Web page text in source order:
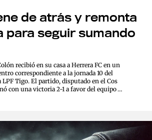
de atrás y remonta
para seguir sumando
recibió en su casa a Herrera FC en un
correspondiente a la jornada 10 del
LPF Tigo. El partido, disputado en el Cos
con una victoria 2-1 a favor del equipo